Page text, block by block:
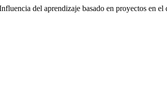
del aprendizaje basado en proyectos en el